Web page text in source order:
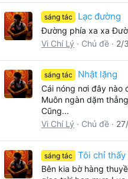
sáng tác Lạc đường
Đường phía xa xa
Vi Chí Lý
Chủ đề 2/
sáng tác Nhật lặng
Cái nóng nơi đây nào
Muôn ngàn dặm
Cũng...
Vi Chí Lý
Chủ đề
sáng tác Tôi chỉ
Bên kia bờ hàng